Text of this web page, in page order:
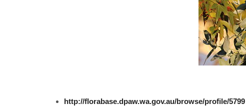
http://florabase.dpaw.wa.gov.au/browse/profile/5799